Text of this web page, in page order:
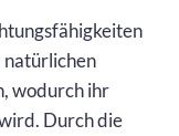
natürlichen
wodurch ihr
Durch die